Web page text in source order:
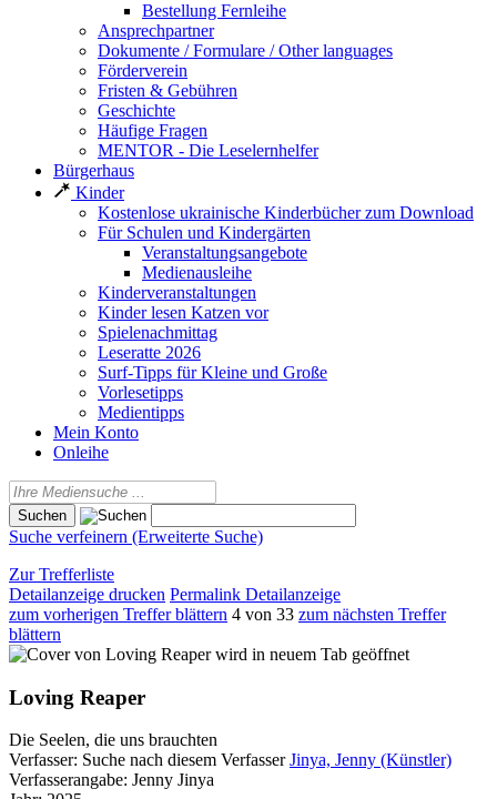
Bestellung Fernleihe
Ansprechpartner
Dokumente / Formulare / Other languages
Förderverein
Fristen & Gebühren
Geschichte
Häufige Fragen
MENTOR - Die Leselernhelfer
Bürgerhaus
Kinder
Kostenlose ukrainische Kinderbücher zum Download
Für Schulen und Kindergärten
Veranstaltungsangebote
Medienausleihe
Kinderveranstaltungen
Kinder lesen Katzen vor
Spielenachmittag
Leseratte 2026
Surf-Tipps für Kleine und Große
Vorlesetipps
Medientipps
Mein Konto
Onleihe
Suche verfeinern (Erweiterte Suche)
Zur Trefferliste
Detailanzeige drucken Permalink Detailanzeige
zum vorherigen Treffer blättern 4 von 33 zum nächsten Treffer
blättern
wird in neuem Tab geöffnet
Loving Reaper
Die Seelen, die uns brauchten
Verfasser: Suche nach diesem Verfasser Jinya, Jenny (Künstler)
Verfasserangabe: Jenny Jinya